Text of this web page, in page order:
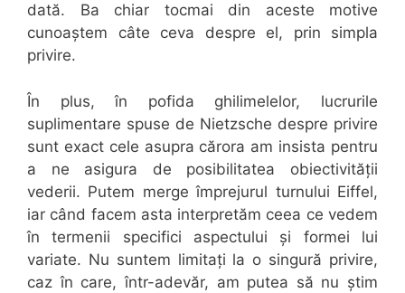
dată. Ba chiar tocmai din aceste motive
cunoaștem câte ceva despre el, prin simpla
privire.
În plus, în pofida ghilimelelor, lucrurile
suplimentare spuse de Nietzsche despre privire
sunt exact cele asupra cărora am insista pentru
a ne asigura de posibilitatea obiectivității
vederii. Putem merge împrejurul turnului Eiffel,
iar când facem asta interpretăm ceea ce vedem
în termenii specifici aspectului și formei lui
variate. Nu suntem limitați la o singură privire,
caz în care, într-adevăr, am putea să nu știm